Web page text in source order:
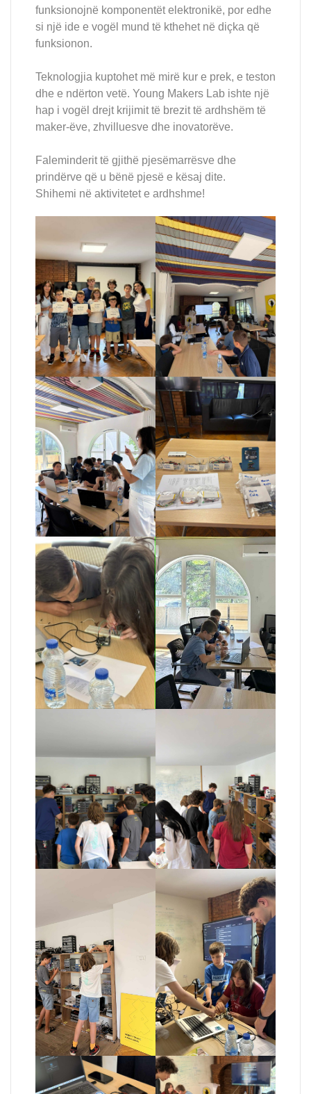
funksionojnë komponentët elektronikë, por edhe
si një ide e vogël mund të kthehet në diçka që
funksionon.
Teknologjia kuptohet më mirë kur e prek, e teston
dhe e ndërton vetë. Young Makers Lab ishte një
hap i vogël drejt krijimit të brezit të ardhshëm të
maker-ëve, zhvilluesve dhe inovatorëve.
Faleminderit të gjithë pjesëmarrësve dhe
prindërve që u bënë pjesë e kësaj dite.
Shihemi në aktivitetet e ardhshme!